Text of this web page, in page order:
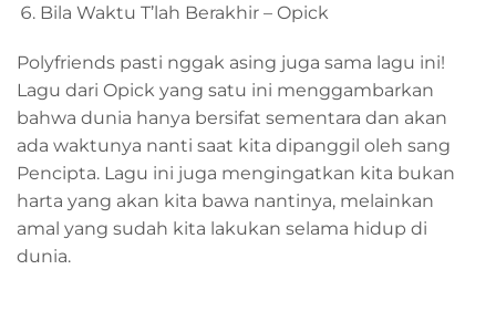
Bila Waktu T’lah Berakhir – Opick
Polyfriends pasti nggak asing juga sama lagu ini!
Lagu dari Opick yang satu ini menggambarkan
bahwa dunia hanya bersifat sementara dan akan
ada waktunya nanti saat kita dipanggil oleh sang
Pencipta. Lagu ini juga mengingatkan kita bukan
harta yang akan kita bawa nantinya, melainkan
amal yang sudah kita lakukan selama hidup di
dunia.